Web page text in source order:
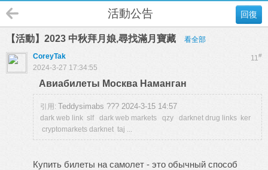
回復
活動公告
【活動】2023 中秋拜月娘,尋找滿月寶藏 看全部
11#
CoreyTak
2024-3-27 17:34:55
Авиабилеты Москва Наманган
引用: Teddysimabs ??? 2024-3-15 14:57
dark web link slf dark web markets qzy darknet drug links ker
cryptomarkets darknet taj ...
Купить билеты на самолет - это обычный способ